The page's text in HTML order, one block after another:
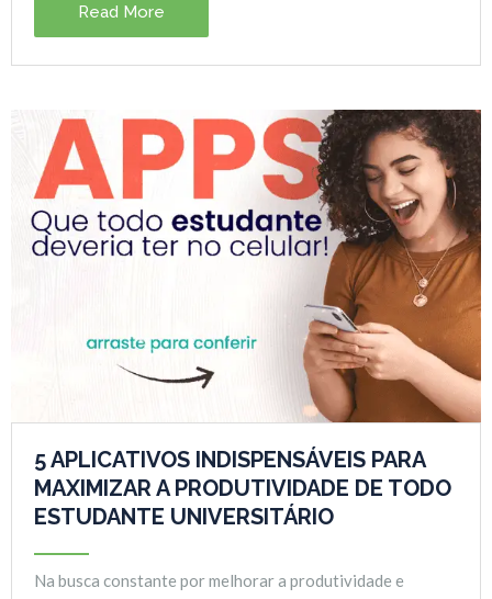
Read More
5 APLICATIVOS INDISPENSÁVEIS PARA
MAXIMIZAR A PRODUTIVIDADE DE TODO
ESTUDANTE UNIVERSITÁRIO
Na busca constante por melhorar a produtividade e